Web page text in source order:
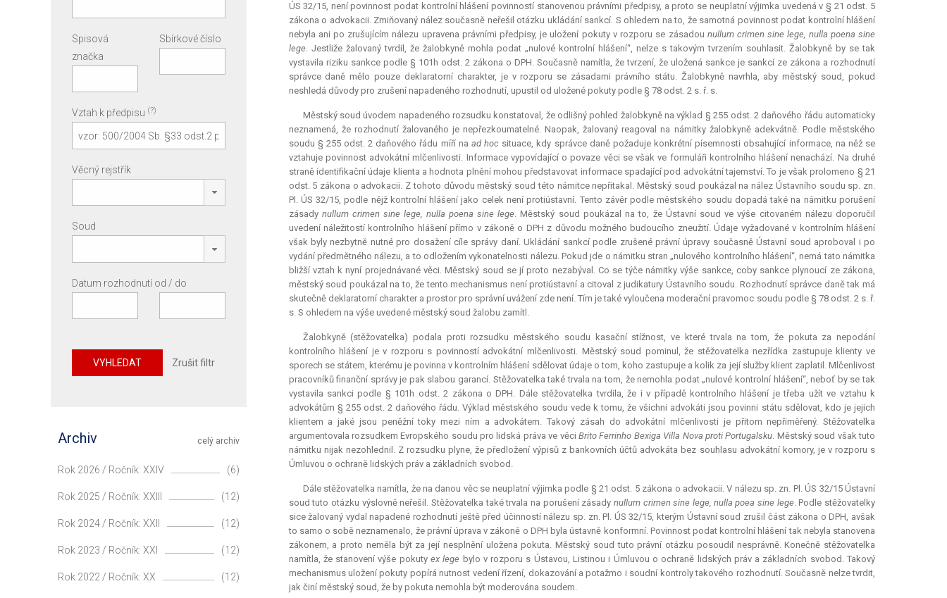
ÚS 32/15, není povinnost podat kontrolní hlášení povinností stanovenou právními předpisy, a proto se neuplatní výjimka uvedená v § 21 odst. 5
zákona o advokacii. Zmiňovaný nález současně neřešil otázku ukládání sankcí. S ohledem na to, že samotná povinnost podat kontrolní hlášení
nebyla ani po zrušujícím nálezu upravena právními předpisy, je uložení pokuty v rozporu se zásadou nullum crimen sine lege, nulla poena sine
lege. Jestliže žalovaný tvrdil, že žalobkyně mohla podat „nulové kontrolní hlášení“, nelze s takovým tvrzením souhlasit. Žalobkyně by se tak
vystavila riziku sankce podle § 101h odst. 2 zákona o DPH. Současně namítla, že tvrzení, že uložená sankce je sankcí ze zákona a rozhodnutí
správce daně mělo pouze deklaratornícharakter, je v rozporu se zásadami právního státu. Žalobkyně navrhla, aby městský soud, pokud
neshledá důvody pro zrušení napadeného rozhodnutí, upustil od uložené pokuty podle § 78 odst. 2 s. ř. s.
Městský soud úvodem napadeného rozsudku konstatoval, že odlišný pohled žalobkyně na výklad § 255 odst. 2 daňového řádu automaticky
neznamená, že rozhodnutí žalovaného je nepřezkoumatelné. Naopak, žalovaný reagoval na námitky žalobkyně adekvátně. Podle městského
soudu § 255 odst. 2 daňového řádu míří na ad hoc situace, kdy správce daně požaduje konkrétní písemnosti obsahující informace, na něž se
vztahuje povinnost advokátní mlčenlivosti. Informace vypovídající o povaze věci se však ve formuláři kontrolního hlášení nenachází. Na druhé
straně identifikační údaje klienta a hodnota plnění mohou představovat informace spadající pod advokátní tajemství. To je však prolomeno § 21
odst. 5 zákona o advokacii. Z tohoto důvodu městský soud této námitce nepřitakal. Městský soud poukázal na nález Ústavního soudu sp. zn.
Pl. ÚS 32/15, podle nějž kontrolní hlášení jako celek není protiústavní. Tento závěr podle městského soudu dopadá také na námitku porušení
zásady nullum crimen sine lege, nulla poena sine lege. Městský soud poukázal na to, že Ústavní soud ve výše citovaném nálezu doporučil
uvedení náležitostí kontrolního hlášení přímo v zákoně o DPH z důvodu možného budoucího zneužití. Údaje vyžadované v kontrolním hlášení
však byly nezbytně nutné pro dosažení cíle správy daní. Ukládání sankcí podle zrušené právní úpravy současně Ústavní soud aproboval i po
vydání předmětného nálezu, a to odložením vykonatelnosti nálezu. Pokud jde o námitku stran „nulového kontrolního hlášení“, nemá tato námitka
bližší vztah k nyní projednávané věci. Městský soud se jí proto nezabýval. Co se týče námitky výše sankce, coby sankce plynoucí ze zákona,
městský soud poukázal na to, že tento mechanismus není protiústavní a citoval z judikatury Ústavního soudu. Rozhodnutí správce daně tak má
skutečně deklaratornícharakter a prostor pro správní uvážení zde není. Tím je také vyloučena moderační pravomoc soudu podle § 78 odst. 2 s. ř.
s. S ohledem na výše uvedené městský soud žalobu zamítl.
Žalobkyně (stěžovatelka) podala proti rozsudku městského soudu kasační stížnost, ve které trvala na tom, že pokuta za nepodání
kontrolního hlášení je v rozporu s povinností advokátní mlčenlivosti. Městský soud pominul, že stěžovatelka nezřídka zastupuje klienty ve
sporech se státem, kterému je povinna v kontrolním hlášení sdělovat údaje o tom, koho zastupuje a kolik za její služby klientzaplatil. Mlčenlivost
pracovníků finanční správy je pak slabou garancí. Stěžovatelka také trvala na tom, že nemohla podat „nulové kontrolní hlášení“, neboť by se tak
vystavila sankci podle § 101h odst. 2 zákona o DPH. Dále stěžovatelka tvrdila, že i v případě kontrolního hlášení je třeba užít ve vztahu k
advokátům § 255 odst. 2 daňového řádu. Výklad městského soudu vede k tomu, že všichni advokáti jsou povinni státu sdělovat, kdo je jejich
klientem a jaké jsou peněžní toky mezi ním a advokátem. Takový zásah do advokátní mlčenlivosti je přitom nepřiměřený. Stěžovatelka
argumentovala rozsudkem Evropského soudu pro lidská práva ve věciBrito Ferrinho Bexiga Villa Nova proti Portugalsku. Městský soud však tuto
námitku nijak nezohlednil. Z rozsudku plyne, že předložení výpisů z bankovních účtů advokáta bez souhlasu advokátní komory, je v rozporu s
Úmluvou o ochraně lidských práv a základních svobod.
Dále stěžovatelka namítla, že na danou věc se neuplatní výjimka podle § 21 odst. 5 zákona o advokacii. V nálezu sp. zn. Pl. ÚS 32/15 Ústavní
soud tuto otázku výslovně neřešil. Stěžovatelka také trvala na porušení zásady nullum crimen sine lege, nulla poea sine lege. Podle stěžovatelky
sice žalovaný vydal napadené rozhodnutí ještě před účinností nálezu sp. zn. Pl. ÚS 32/15, kterým Ústavní soud zrušil část zákona o DPH, avšak
to samo o sobě neznamenalo, že právní úprava v zákoně o DPH byla ústavně konformní. Povinnost podat kontrolní hlášení tak nebyla stanovena
zákonem, a proto neměla být za její nesplnění uložena pokuta. Městský soud tuto právní otázku posoudil nesprávně. Konečně stěžovatelka
namítla, že stanovení výše pokuty ex lege bylo v rozporu s Ústavou, Listinou i Úmluvou o ochraně lidských práv a základních svobod. Takový
mechanismus uložení pokuty popírá nutnost vedení řízení, dokazování a potažmo i soudní kontroly takového rozhodnutí. Současně nelze tvrdit,
jak činí městský soud, že by pokuta nemohla být moderována soudem.
Spisová
značka
Sbírkové číslo
Vztah k předpisu (?)
Věcný rejstřík
Soud
Datum rozhodnutí od / do
VYHLEDAT Zrušit filtr
celý archiv
Archiv
Rok 2026 / Ročník: XXIV (6)
Rok 2025 / Ročník: XXIII (12)
Rok 2024 / Ročník: XXII (12)
Rok 2023 / Ročník: XXI (12)
Rok 2022 / Ročník: XX (12)